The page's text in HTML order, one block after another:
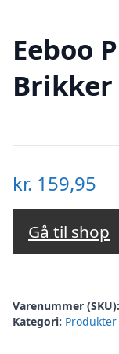
Eeboo
Brikker
kr. 159,95
Gå til shop
Varenummer (SKU):
Kategori: Produkter